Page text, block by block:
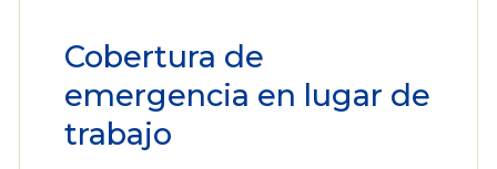
Cobertura de
emergencia en lugar de
trabajo